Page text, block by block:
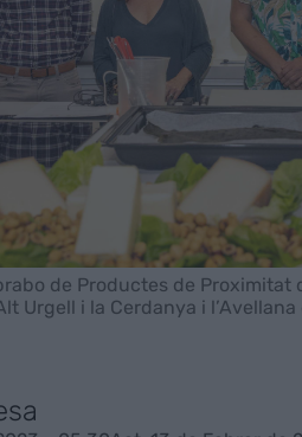
de Productes de Proximitat
Urgell i la Cerdanya i